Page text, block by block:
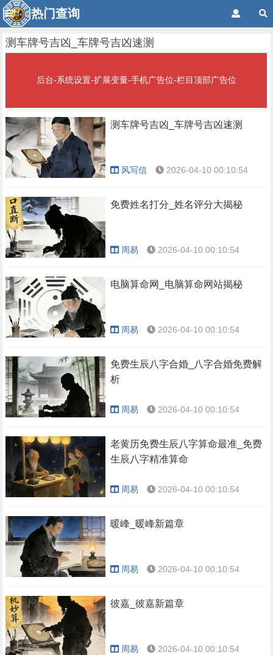
热门查询
测车牌号吉凶_车牌号吉凶速测
后台-系统设置-扩展变量-手机广告位-栏目顶部广告位
测车牌号吉凶_车牌号吉凶速测
风写信 2026-04-10 00:10:54
免费姓名打分_姓名评分大揭秘
周易 2026-04-10 00:10:54
电脑算命网_电脑算命网站揭秘
周易 2026-04-10 00:10:54
免费生辰八字合婚_八字合婚免费解
析
周易 2026-04-10 00:10:54
老黄历免费生辰八字算命最准_免费
生辰八字精准算命
周易 2026-04-10 00:10:54
暖峰_暖峰新篇章
周易 2026-04-10 00:10:54
彼嘉_彼嘉新篇章
周易 2026-04-10 00:10:54